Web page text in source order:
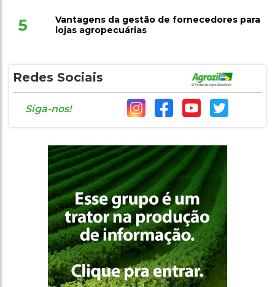
5
Vantagens da gestão de fornecedores para
lojas agropecuárias
Redes Sociais
Siga-nos!